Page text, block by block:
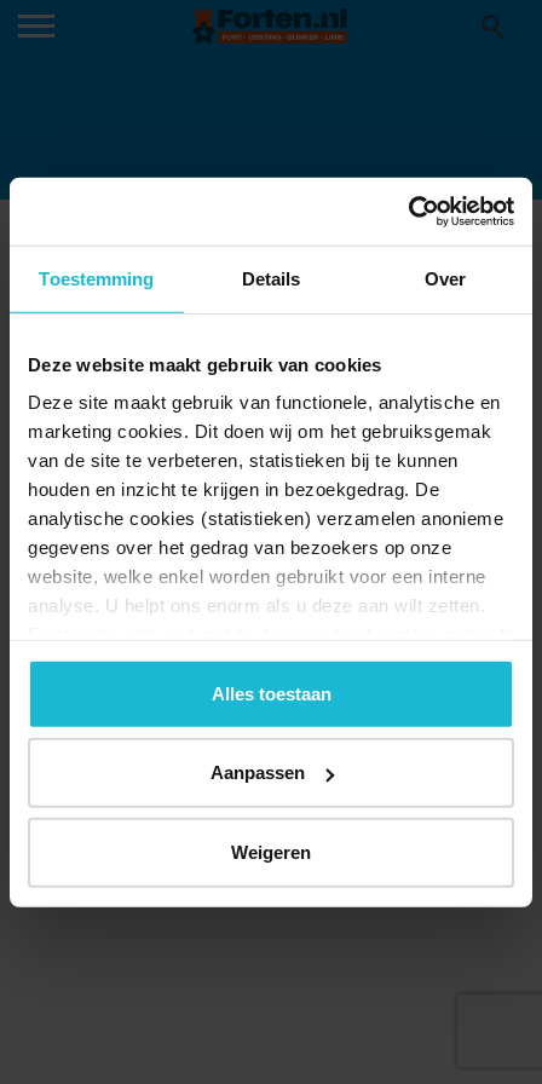
Toestemming Details Over
Deze website maakt gebruik van cookies
Deze site maakt gebruik van functionele, analytische en
marketing cookies. Dit doen wij om het gebruiksgemak
van de site te verbeteren, statistieken bij te kunnen
houden en inzicht te krijgen in bezoekgedrag. De
analytische cookies (statistieken) verzamelen anonieme
gegevens over het gedrag van bezoekers op onze
website, welke enkel worden gebruikt voor een interne
analyse. U helpt ons enorm als u deze aan wilt zetten.
geen commerciële doelstelling. U kunt deze cookies via
de knoppen accepteren, beheren of weigeren.
Alles toestaan
Aanpassen
Weigeren
MVL_20190709_21544
© 2026 Stichting Forten Nederland
Doneer nu Disclaimer